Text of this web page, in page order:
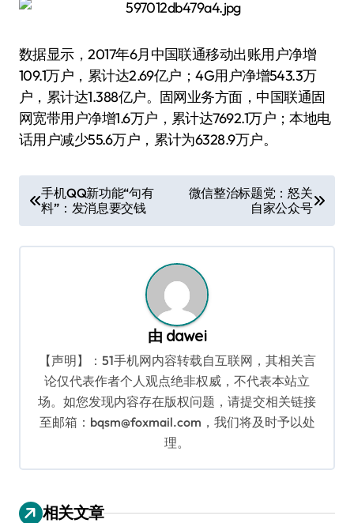
数据显示，2017年6月中国联通移动出账用户净增
109.1万户，累计达2.69亿户；4G用户净增543.3万
户，累计达1.388亿户。固网业务方面，中国联通固
网宽带用户净增1.6万户，累计达7692.1万户；本地电
话用户减少55.6万户，累计为6328.9万户。
章
导
手机QQ新功能“句有
料”：发消息要交钱
微信整治标题党：怒关
自家公众号
由 dawei
【声明】：51手机网内容转载自互联网，其相关言
论仅代表作者个人观点绝非权威，不代表本站立
场。如您发现内容存在版权问题，请提交相关链接
至邮箱：bqsm@foxmail.com，我们将及时予以处
理。
相关文章